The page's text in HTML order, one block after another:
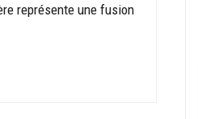
représente une fusion